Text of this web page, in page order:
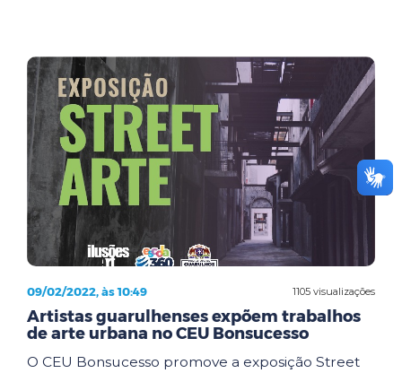
1105 visualizações
09/02/2022, às 10:49
Artistas guarulhenses expõem trabalhos
de arte urbana no CEU Bonsucesso
O CEU Bonsucesso promove a exposição Street